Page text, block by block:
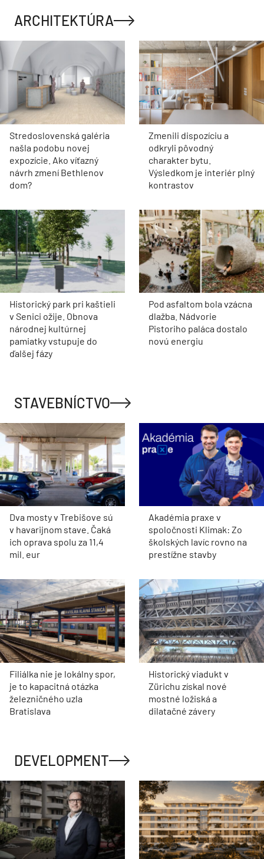
ARCHITEKTÚRA
Stredoslovenská galéria
našla podobu novej
expozície. Ako víťazný
návrh zmení Bethlenov
dom?
Zmenili dispozíciu a
odkryli pôvodný
charakter bytu.
Výsledkom je interiér plný
kontrastov
Historický park pri kaštieli
v Senici ožije. Obnova
národnej kultúrnej
pamiatky vstupuje do
ďalšej fázy
Pod asfaltom bola vzácna
dlažba. Nádvorie
Pistoriho paláca dostalo
novú energiu
STAVEBNÍCTVO
Dva mosty v Trebišove sú
v havarijnom stave. Čaká
ich oprava spolu za 11,4
mil. eur
Akadémia praxe v
spoločnosti Klimak: Zo
školských lavíc rovno na
prestížne stavby
Filiálka nie je lokálny spor,
je to kapacitná otázka
železničného uzla
Bratislava
Historický viadukt v
Zürichu získal nové
mostné ložiská a
dilatačné závery
DEVELOPMENT